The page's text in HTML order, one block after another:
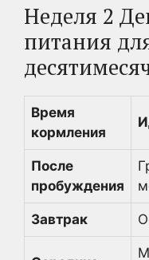
Неделя 2
питания
Время
кормления
После
пробуждения
Завтрак